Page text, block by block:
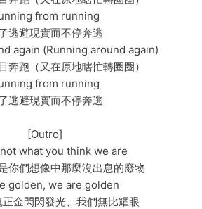
from running
逃避現實而不停奔逃
again (Running around again)
奔跑（又在原地瞎忙轉圈圈）
from running
逃避現實而不停奔逃
[Outro]
what you think we are
你們想像中那麼沒出息的廢物
golden, we are golden
金閃閃發光、我們無比耀眼